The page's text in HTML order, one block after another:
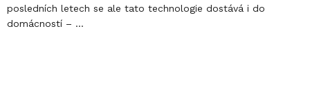
posledních letech se ale tato technologie dostává i do
domácností – ...